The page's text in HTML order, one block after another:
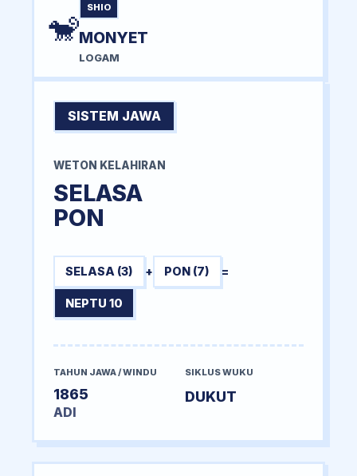
🐒
SHIO
MONYET
LOGAM
SISTEM JAWA
WETON KELAHIRAN
SELASA
PON
SELASA (3) + PON (7) =
NEPTU 10
TAHUN JAWA / WINDU
1865
ADI
SIKLUS WUKU
DUKUT